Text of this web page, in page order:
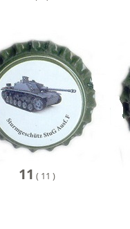
11 ( 11 )